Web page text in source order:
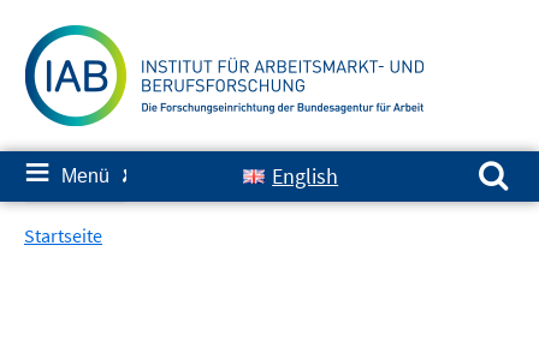
zum
Inhalt
≡ Menü ✘ English
Suchen nach:
Startseite